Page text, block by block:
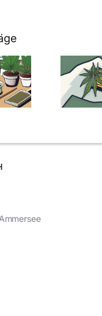
THC-
über
und